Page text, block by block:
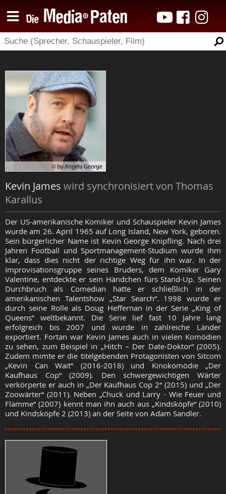
Kevin James wird synchronisiert von Thomas
Karallus
Der US-amerikanische Komiker und Schauspieler Kevin James
wurde am 26. April 1965 auf Long Island, New York, geboren.
Sein bürgerlicher Name ist Kevin George Knipfling. Nach drei
Jahren Football und Sportmanagement-Studium wurde ihm
klar, dass dies nicht der richtige Weg für ihn war. In der
Improvisationsgruppe seines Bruders, dem Komiker Gary
Valentine, entdeckte er sein Händchen fürs Stand-Up. Seinen
Durchbruch als Comedian hatte er schließlich in der
amerikanischen Talentshow „Star Search“. 1998 wurde er
durch seine Rolle als Doug Heffernan in der Serie „King of
Queens“ weltbekannt. Die Serie lief fast 10 Jahre lang
erfolgreich bis 2007 und wurde in zahlreiche Länder
exportiert. Fortan war Kevin James auch in vielen Komödien
zu sehen, zum Beispiel in „Hitch – Der Date-Doktor“ (2005).
Zudem mimte er die titelgebenden Protagonisten von Sitcom
„Kevin Can Wait“ (2016-2018) und Kinokomödie „Der
Kaufhaus Cop“ (2009). Den schwergewichtigen Wärter
verkörperte er auch in „Der Kaufhaus Cop 2“ (2015) und „Der
Zoowärter“ (2011). Neben „Chuck und Larry - Wie Feuer und
Flamme“ (2007) kennt man ihn auch aus „Kindsköpfe“ (2010)
und Kindsköpfe 2 (2013) an der Seite von Adam Sandler.